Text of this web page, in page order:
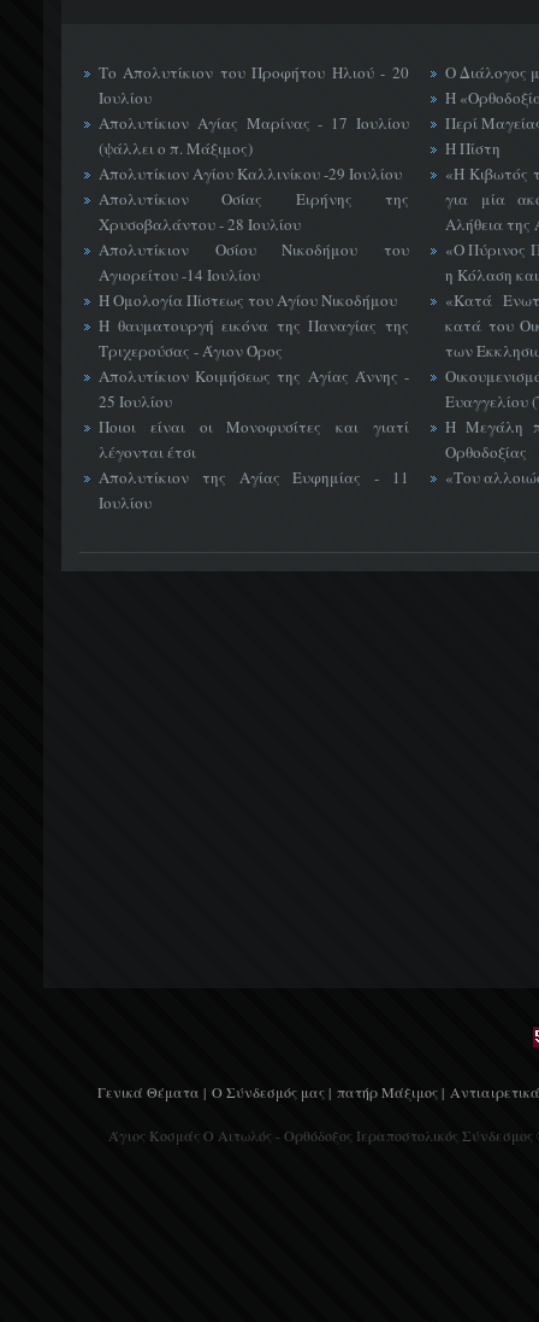
Το Απολυτίκιον του Προφήτου Ηλιού - 20
Ιουλίου
Απολυτίκιον Αγίας Μαρίνας - 17 Ιουλίου
(ψάλλει ο π. Μάξιμος)
Απολυτίκιον Αγίου Καλλινίκου -29 Ιουλίου
Απολυτίκιον Οσίας Ειρήνης της
Χρυσοβαλάντου - 28 Ιουλίου
Απολυτίκιον Οσίου Νικοδήμου του
Αγιορείτου -14 Ιουλίου
Η Ομολογία Πίστεως του Αγίου Νικοδήμου
Η θαυματουργή εικόνα της Παναγίας της
Τριχερούσας - Άγιον Όρος
Απολυτίκιον Κοιμήσεως της Αγίας Άννης -
25 Ιουλίου
Ποιοι είναι οι Μονοφυσίτες και γιατί
λέγονται έτσι
Απολυτίκιον της Αγίας Ευφημίας - 11
Ιουλίου
Ο Διάλογος
Η
Περί
Η Πίστη
«H Κιβωτός
για μία
Αλήθεια της
«Ο Πύρινος
η Κόλαση
«Κατά
κατά του
των
Ευαγγελίου
Η Μεγάλη
Ορθοδοξίας
«Του
Γενικά Θέματα | Ο Σύνδεσμός μας | πατήρ Μάξιμος |
Άγιος Κοσμάς Ο Αιτωλός - Ορθόδοξος Ιεραποστολικός